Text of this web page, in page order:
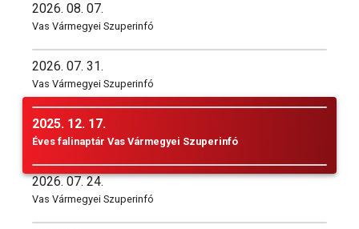
2026. 08. 07.
Vas Vármegyei Szuperinfó
2026. 07. 31.
Vas Vármegyei Szuperinfó
2025. 12. 17.
Éves falinaptár Vas Vármegyei Szuperinfó
2026. 07. 24.
Vas Vármegyei Szuperinfó